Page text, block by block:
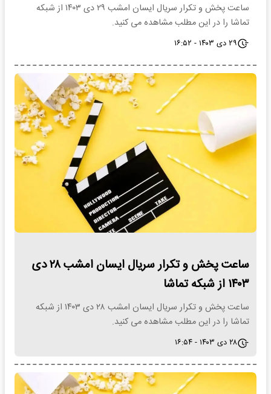
ساعت پخش و تکرار سریال ایسان امشب ۲۹ دی ۱۴۰۳ از شبکه
تماشا را در این مطلب مشاهده می کنید.
۲۹ دی ۱۴۰۳ - ۱۶:۵۲
ساعت پخش و تکرار سریال ایسان امشب ۲۸ دی
۱۴۰۳ از شبکه تماشا
ساعت پخش و تکرار سریال ایسان امشب ۲۸ دی ۱۴۰۳ از شبکه
تماشا را در این مطلب مشاهده می کنید.
۲۸ دی ۱۴۰۳ - ۱۶:۵۴